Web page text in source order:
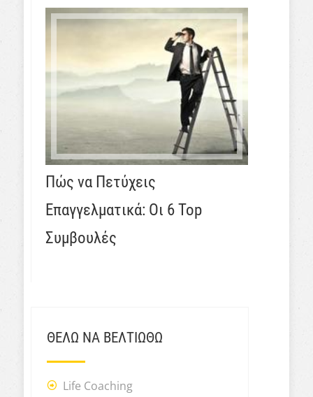
Πώς να Πετύχεις
Επαγγελματικά: Οι 6 Top
Συμβουλές
ΘΕΛΩ ΝΑ ΒΕΛΤΙΩΘΩ
Life Coaching